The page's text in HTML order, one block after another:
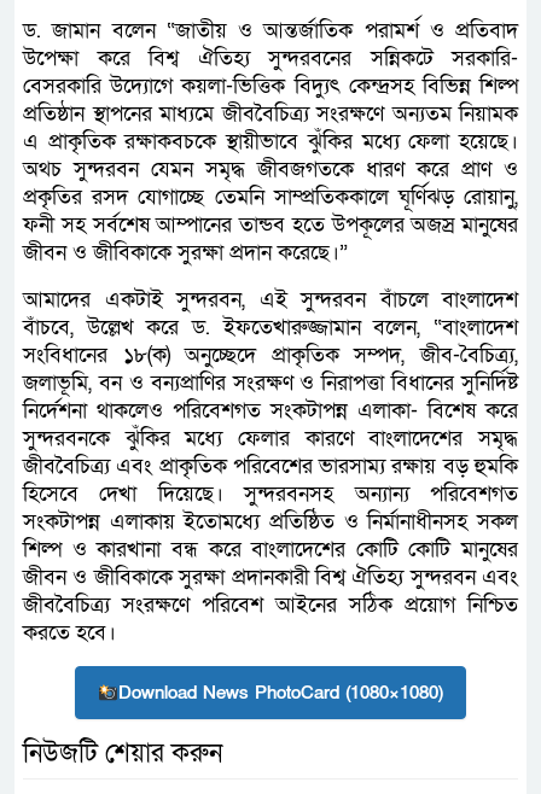
ড. জামান বলেন “জাতীয় ও আন্তর্জাতিক পরামর্শ ও প্রতিবাদ
উপেক্ষা করে বিশ্ব ঐতিহ্য সুন্দরবনের সন্নিকটে সরকারি-
বেসরকারি উদ্যোগে কয়লা-ভিত্তিক বিদ্যুৎ কেন্দ্রসহ বিভিন্ন শিল্প
প্রতিষ্ঠান স্থাপনের মাধ্যমে জীববৈচিত্র্য সংরক্ষণে অন্যতম নিয়ামক
এ প্রাকৃতিক রক্ষাকবচকে স্থায়ীভাবে ঝুঁকির মধ্যে ফেলা হয়েছে।
অথচ সুন্দরবন যেমন সমৃদ্ধ জীবজগতকে ধারণ করে প্রাণ ও
প্রকৃতির রসদ যোগাচ্ছে তেমনি সাম্প্রতিককালে ঘূর্ণিঝড় রোয়ানু,
ফনী সহ সর্বশেষ আম্পানের তান্ডব হতে উপকূলের অজস্র মানুষের
জীবন ও জীবিকাকে সুরক্ষা প্রদান করেছে।”
আমাদের একটাই সুন্দরবন, এই সুন্দরবন বাঁচলে বাংলাদেশ
বাঁচবে, উল্লেখ করে ড. ইফতেখারুজ্জামান বলেন, “বাংলাদেশ
সংবিধানের ১৮(ক) অনুচ্ছেদে প্রাকৃতিক সম্পদ, জীব-বৈচিত্র্য,
জলাভূমি, বন ও বন্যপ্রাণির সংরক্ষণ ও নিরাপত্তা বিধানের সুনির্দিষ্ট
নির্দেশনা থাকলেও পরিবেশগত সংকটাপন্ন এলাকা- বিশেষ করে
সুন্দরবনকে ঝুঁকির মধ্যে ফেলার কারণে বাংলাদেশের সমৃদ্ধ
জীববৈচিত্র্য এবং প্রাকৃতিক পরিবেশের ভারসাম্য রক্ষায় বড় হুমকি
হিসেবে দেখা দিয়েছে। সুন্দরবনসহ অন্যান্য পরিবেশগত
সংকটাপন্ন এলাকায় ইতোমধ্যে প্রতিষ্ঠিত ও নির্মানাধীনসহ সকল
শিল্প ও কারখানা বন্ধ করে বাংলাদেশের কোটি কোটি মানুষের
জীবন ও জীবিকাকে সুরক্ষা প্রদানকারী বিশ্ব ঐতিহ্য সুন্দরবন এবং
জীববৈচিত্র্য সংরক্ষণে পরিবেশ আইনের সঠিক প্রয়োগ নিশ্চিত
করতে হবে।
Download News PhotoCard (1080×1080)
নিউজটি শেয়ার করুন